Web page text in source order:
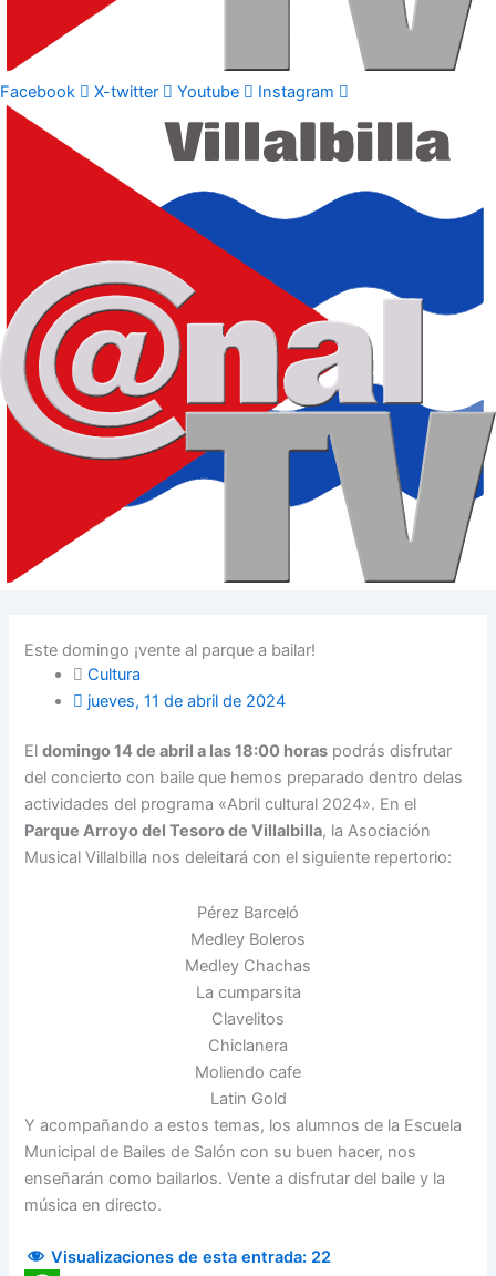
Facebook X-twitter Youtube Instagram
Este domingo ¡vente al parque a bailar!
Cultura
jueves, 11 de abril de 2024
Eldomingo 14 de abril a las 18:00 horas podrás disfrutar
del concierto con baile que hemos preparado dentro delas
actividades del programa «Abril cultural 2024». En el
Parque Arroyo del Tesoro de Villalbilla, la Asociación
Musical Villalbilla nos deleitará con el siguiente repertorio:
Pérez Barceló
Medley Boleros
Medley Chachas
La cumparsita
Clavelitos
Chiclanera
Moliendo cafe
Latin Gold
Y acompañando a estos temas, los alumnos de la Escuela
Municipal de Bailes de Salón con su buen hacer, nos
enseñarán como bailarlos. Vente a disfrutar del baile y la
música en directo.
Visualizaciones de esta entrada: 22